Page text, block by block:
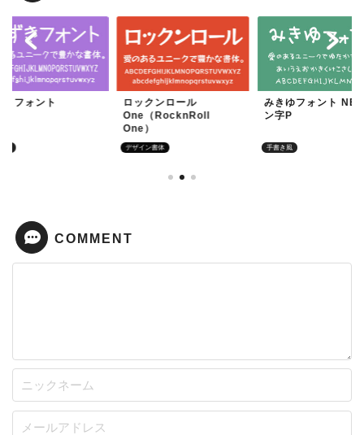
きフォント
デザイン書体
ロックンロール
One（RocknRoll
One）
手書き風
みきゆフォント
ン字P
COMMENT